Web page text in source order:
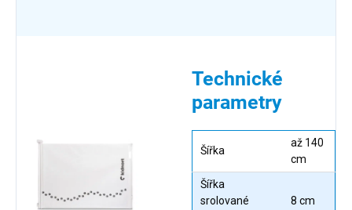
Technické
parametry
Šířka
až 140
cm
Šířka
srolované
8 cm